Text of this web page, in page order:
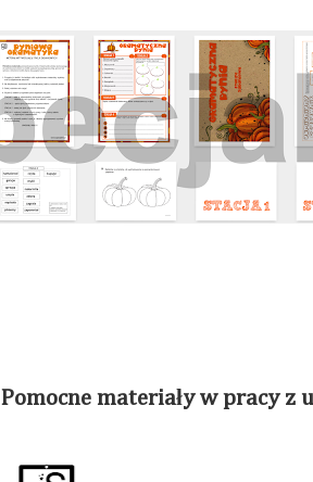
Pomocne materiały w pracy z